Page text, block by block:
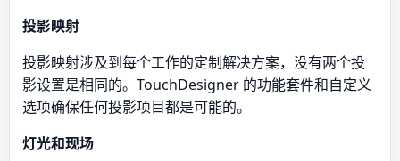
投影映射
投影映射涉及到每个工作的定制解决方案，没有两个投
影设置是相同的。TouchDesigner 的功能套件和自定义
选项确保任何投影项目都是可能的。
灯光和现场